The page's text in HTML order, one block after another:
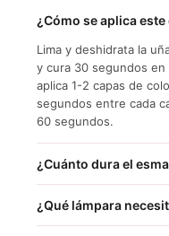
¿Cómo se aplica
Lima y deshidrata la
y cura 30 segundos en
aplica 1-2 capas de
segundos entre cada
60 segundos.
¿Cuánto dura el
¿Qué lámpara